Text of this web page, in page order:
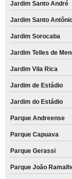
Jardim Santo André
Jardim Santo
Jardim Sorocaba
Jardim Telles de
Jardim Vila Rica
Jardim de Estádio
Jardim do Estádio
Parque Andreense
Parque Capuava
Parque Gerassi
Parque João